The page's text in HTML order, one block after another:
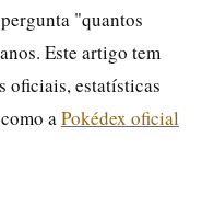
"quantos
Este artigo tem
oficiais, estatísticas
a Pokédex oficial